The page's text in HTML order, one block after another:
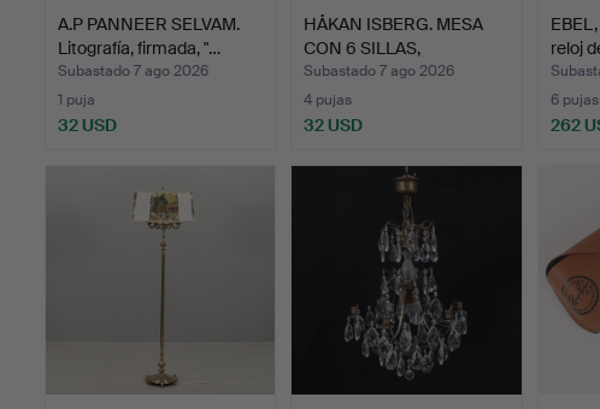
A.P PANNEER SELVAM.
Litografía, firmada, "…
Subastado 7 ago 2026
1 puja
32 USD
HÅKAN ISBERG. MESA
CON 6 SILLAS,
PINO/PINO…
Subastado 7 ago 2026
4 pujas
32 USD
reloj
6 pujas
262